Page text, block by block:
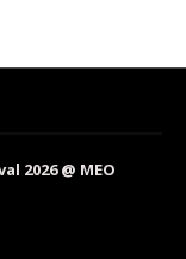
2026 @ MEO